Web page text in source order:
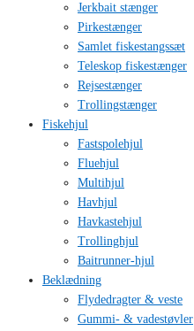
Jerkbait stænger
Pirkestænger
Samlet fiskestangssæt
Teleskop fiskestænger
Rejsestænger
Trollingstænger
Fiskehjul
Fastspolehjul
Fluehjul
Multihjul
Havhjul
Havkastehjul
Trollinghjul
Baitrunner-hjul
Beklædning
Flydedragter & veste
Gummi- & vadestøvler